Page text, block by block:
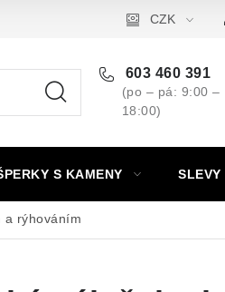
Puncovní značky
CZK
603 460 391
(po – pá: 9:00 –
18:00)
S KAMENY SLEVY
a rýhováním